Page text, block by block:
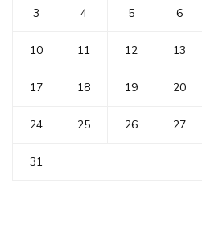
3 4 5 6
10 11 12 13
17 18 19 20
24 25 26 27
31